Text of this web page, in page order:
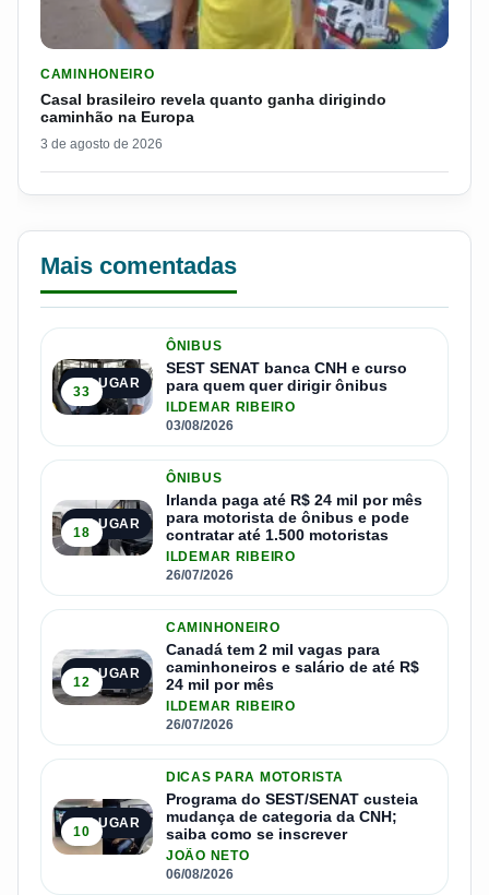
CAMINHONEIRO
Casal brasileiro revela quanto ganha dirigindo
caminhão na Europa
3 de agosto de 2026
Mais comentadas
1º LUGAR
33
ÔNIBUS
SEST SENAT banca CNH e curso
para quem quer dirigir ônibus
ILDEMAR RIBEIRO
03/08/2026
2º LUGAR
18
ÔNIBUS
Irlanda paga até R$ 24 mil por mês
para motorista de ônibus e pode
contratar até 1.500 motoristas
ILDEMAR RIBEIRO
26/07/2026
3º LUGAR
12
CAMINHONEIRO
Canadá tem 2 mil vagas para
caminhoneiros e salário de até R$
24 mil por mês
ILDEMAR RIBEIRO
26/07/2026
4º LUGAR
10
DICAS PARA MOTORISTA
Programa do SEST/SENAT custeia
mudança de categoria da CNH;
saiba como se inscrever
JOÃO NETO
06/08/2026